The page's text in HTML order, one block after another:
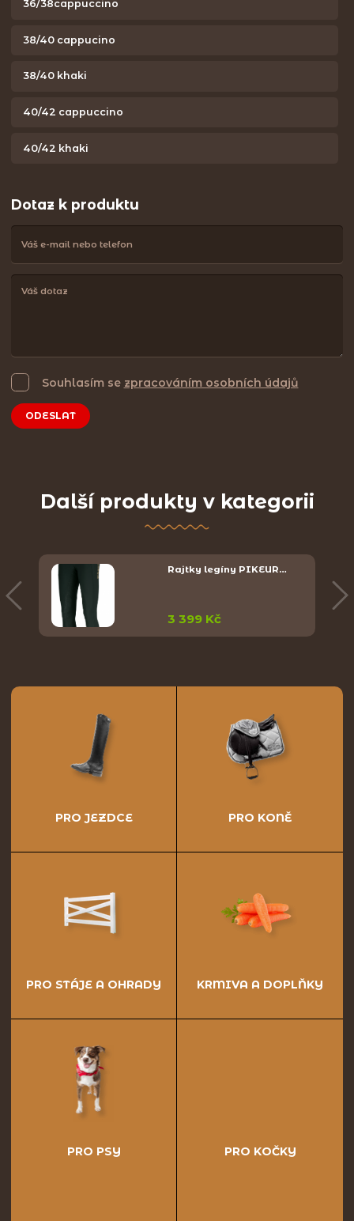
36/38cappuccino
38/40 cappucino
38/40 khaki
40/42 cappuccino
40/42 khaki
Dotaz k produktu
Souhlasím se zpracováním osobních údajů
ODESLAT
Další produkty v kategorii
Rajtky legíny PIKEUR…
3 399 Kč
PRO JEZDCE PRO KONĚ
PRO STÁJE A OHRADY KRMIVA A DOPLŇKY
PRO PSY PRO KOČKY